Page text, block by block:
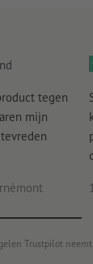
tegen
mijn
Trustpilot